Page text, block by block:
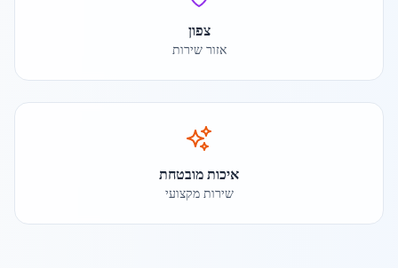
צפון
אזור שירות
איכות מובטחת
שירות מקצועי